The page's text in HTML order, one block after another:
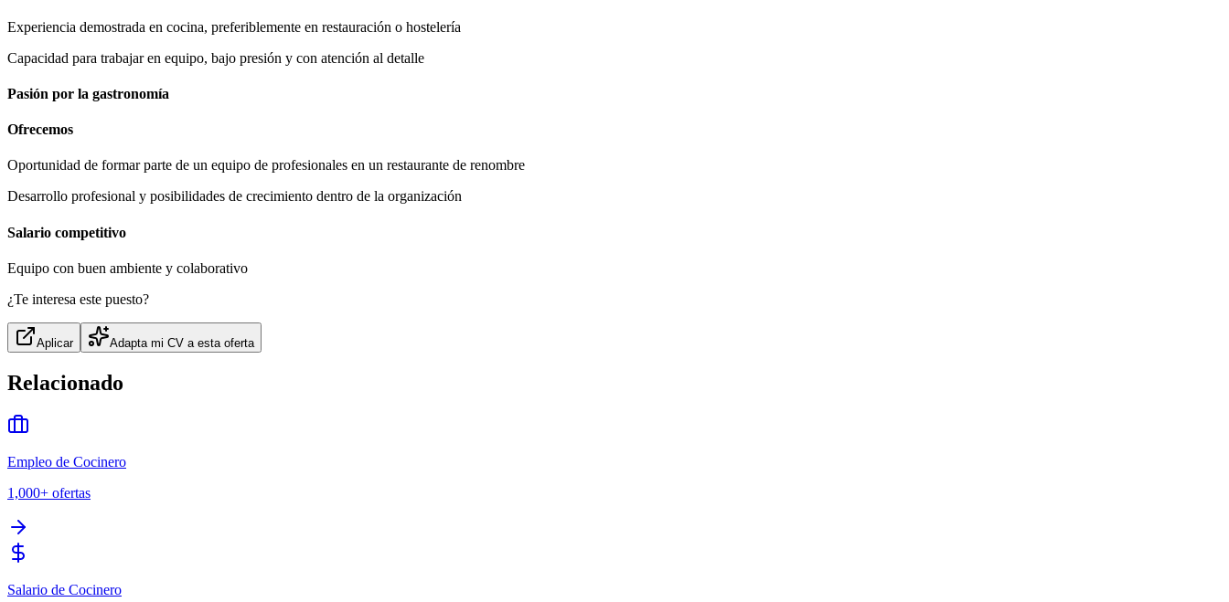
Experiencia demostrada en cocina, preferiblemente en restauración o hostelería
Capacidad para trabajar en equipo, bajo presión y con atención al detalle
Pasión por la gastronomía
Ofrecemos
Oportunidad de formar parte de un equipo de profesionales en un restaurante de renombre
Desarrollo profesional y posibilidades de crecimiento dentro de la organización
Salario competitivo
Equipo con buen ambiente y colaborativo
¿Te interesa este puesto?
Aplicar Adapta mi CV a esta oferta
Relacionado
Empleo de Cocinero
1,000+ ofertas
Salario de Cocinero